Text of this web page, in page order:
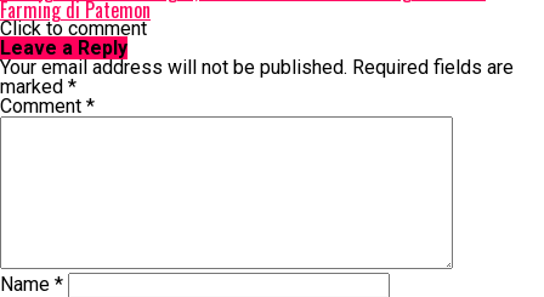
Farming di Patemon
Click to comment
Leave a Reply
Your email address will not be published. Required fields are
marked *
Comment *
Name *